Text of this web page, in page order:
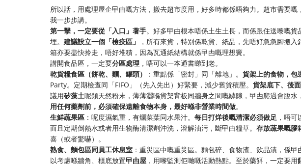
所以話，用處理屋企曱甴嘅方法，搬去超市度用，好多時都係唔夠力。超市需要
我一步步講。
第一擊，一定要從「入口」著手。好多曱甴根本唔係土生土長，而係跟住送嚟嘅
埋。 建議設立一個「檢疫區」
，所有來貨，特別係乾貨、紙品，先唔好急急腳搬
箱亦要盡快拎走，唔好堆積，因為瓦通紙結構就係曱甴嘅理想竇。
講開食品區，一定要分區處理 ，唔可以一本通書睇到老。
乾貨糧食區（餅乾、麵、罐頭）
：重點係「密封」同「離地」。 貨架上的食物，包
Party。定期檢查同「FIFO」（先入先出）好緊要，減少舊貨積壓。 貨架底下、後
議用矽藻土呢類天然粉末，薄薄灑喺貨架背板同牆身之間嘅罅隙，曱甴爬過會脫水
用任何藥劑前，必須確保遠離食物本身，最好喺非營業時間做。
生鮮蔬果區 ：呢度濕氣重，有爛菜葉同水果汁。 每日打烊後嘅清潔必須做足 ，唔
而且定期倒熱水或者用生物酶清潔劑沖洗，溶解油污，斷曱甴糧草。 存放蔬果嘅膠
喜（或者驚嚇）。
熟食、麵包區同員工休息室 ：重災區中嘅重災區。麵包碎、食物渣、飲品漬，係曱
以考慮喺牆角、櫃底放置曱甴屋 ，用嚟監測佢哋嘅活動熱點。至於藥餌，一定要用